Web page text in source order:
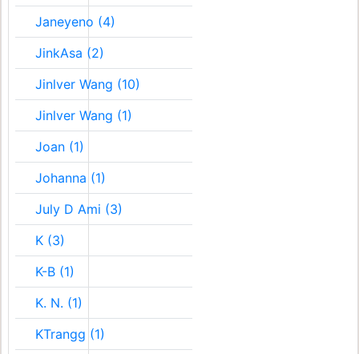
Janeyeno (4)
JinkAsa (2)
Jinlver Wang (10)
Jinlver Wang (1)
Joan (1)
Johanna (1)
July D Ami (3)
K (3)
K-B (1)
K. N. (1)
KTrangg (1)